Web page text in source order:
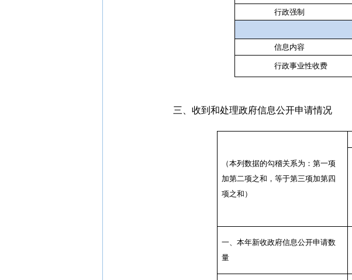
行政强制
信息内容
行政事业性收费
三、收到和处理政府信息公开申请情况
（本列数据的勾稽关系为：第一项
加第二项之和，等于第三项加第四
项之和）
一、本年新收政府信息公开申请数
量